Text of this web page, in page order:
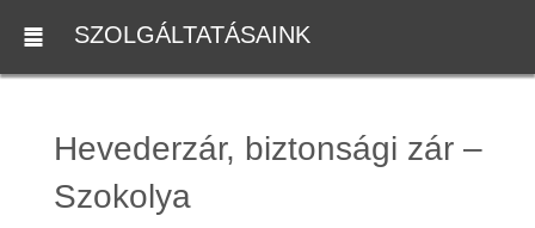
SZOLGÁLTATÁSAINK
Hevederzár, biztonsági zár –
Szokolya